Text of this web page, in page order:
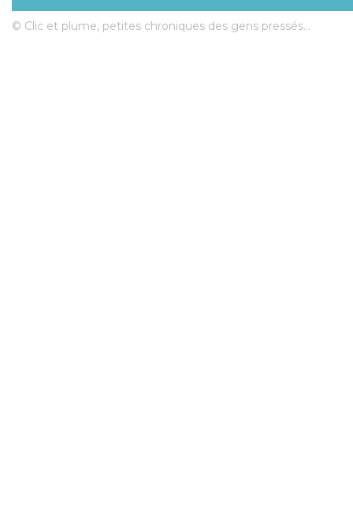
© Clic et plume, petites chroniques des gens pressés...